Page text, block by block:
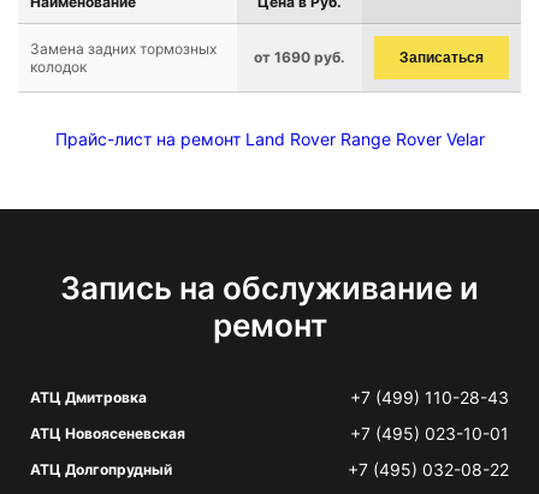
Замена задних тормозных
колодок
от 1690 руб. Записаться
Прайс-лист на ремонт Land Rover Range Rover Velar
Запись на обслуживание и
ремонт
АТЦ Дмитровка +7 (499) 110-28-43
АТЦ Новоясеневская +7 (495) 023-10-01
АТЦ Долгопрудный +7 (495) 032-08-22